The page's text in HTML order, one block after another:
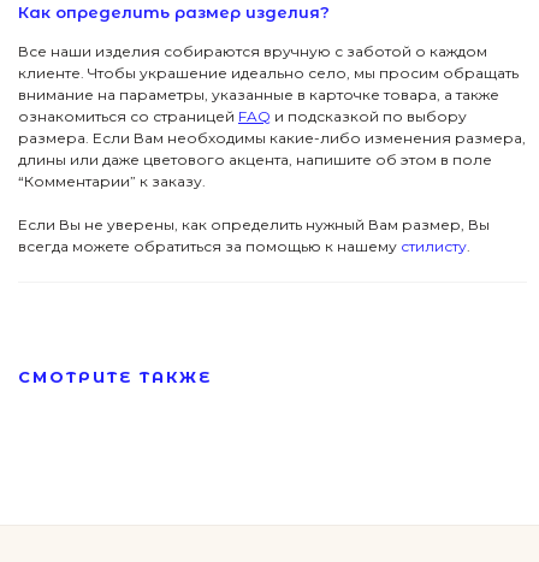
Как определить размер изделия?
Все наши изделия собираются вручную с заботой о каждом
клиенте. Чтобы украшение идеально село, мы просим обращать
внимание на параметры, указанные в карточке товара, а также
ознакомиться со страницей FAQ и подсказкой по выбору
размера. Если Вам необходимы какие-либо изменения размера,
длины или даже цветового акцента, напишите об этом в поле
“Комментарии” к заказу.
Если Вы не уверены, как определить нужный Вам размер, Вы
всегда можете обратиться за помощью к нашему стилисту.
СМОТРИТЕ ТАКЖЕ
Браслеты Все Джулсы
ПОМОЩЬ
© 2024 Pins&Juls Реквизиты Разработал Маслов